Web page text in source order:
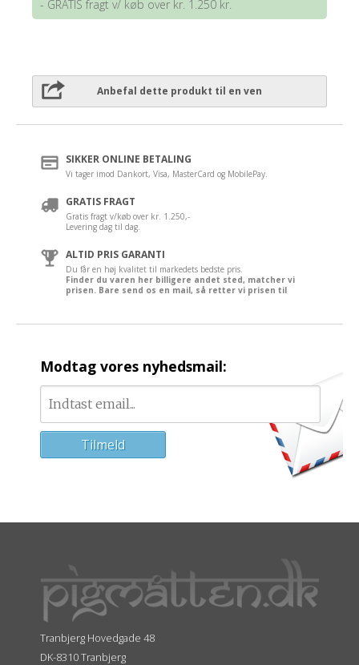
- GRATIS fragt v/ køb over kr. 1.250 kr.
Anbefal dette produkt til en ven
SIKKER ONLINE BETALING
Vi tager imod Dankort, Visa, MasterCard og MobilePay.
GRATIS FRAGT
Gratis fragt v/køb over kr. 1.250,-
Levering dag til dag.
ALTID PRIS GARANTI
Du får en høj kvalitet til markedets bedste pris.
Finder du varen her billigere andet sted, matcher vi
prisen. Bare send os en mail, så retter vi prisen til
Modtag vores nyhedsmail:
Tranbjerg Hovedgade 48
DK-8310 Tranbjerg